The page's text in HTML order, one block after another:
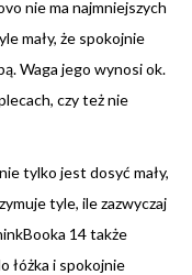
nie ma najmniejszych
mały, że spokojnie
Waga jego wynosi ok.
czy też nie
tylko jest dosyć mały,
tyle, ile zazwyczaj
14 także
łóżka i spokojnie